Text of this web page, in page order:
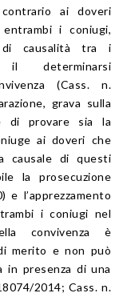
ai doveri
i coniugi,
di causalità tra i
il determinarsi
(Cass. n.
grava sulla
di provare sia la
ai doveri che
causale di questi
la prosecuzione
e l’apprezzamento
i coniugi nel
convivenza è
merito e non può
presenza di una
2014; Cass. n.